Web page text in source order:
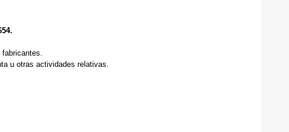
u otras actividades relativas.